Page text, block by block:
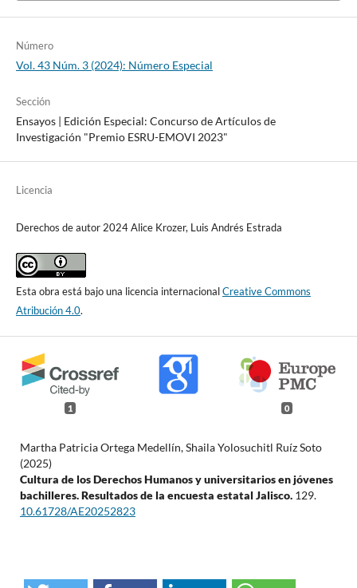
Número
Vol. 43 Núm. 3 (2024): Número Especial
Sección
Ensayos | Edición Especial: Concurso de Artículos de
Investigación "Premio ESRU-EMOVI 2023"
Licencia
Derechos de autor 2024 Alice Krozer, Luis Andrés Estrada
Esta obra está bajo una licencia internacionalCreative Commons
Atribución 4.0.
1 0
Martha Patricia Ortega Medellín, Shaila Yolosuchitl Ruíz Soto
(2025)
Cultura de los Derechos Humanos y universitarios en jóvenes
bachilleres. Resultados de la encuesta estatal Jalisco. 129.
10.61728/AE20252823